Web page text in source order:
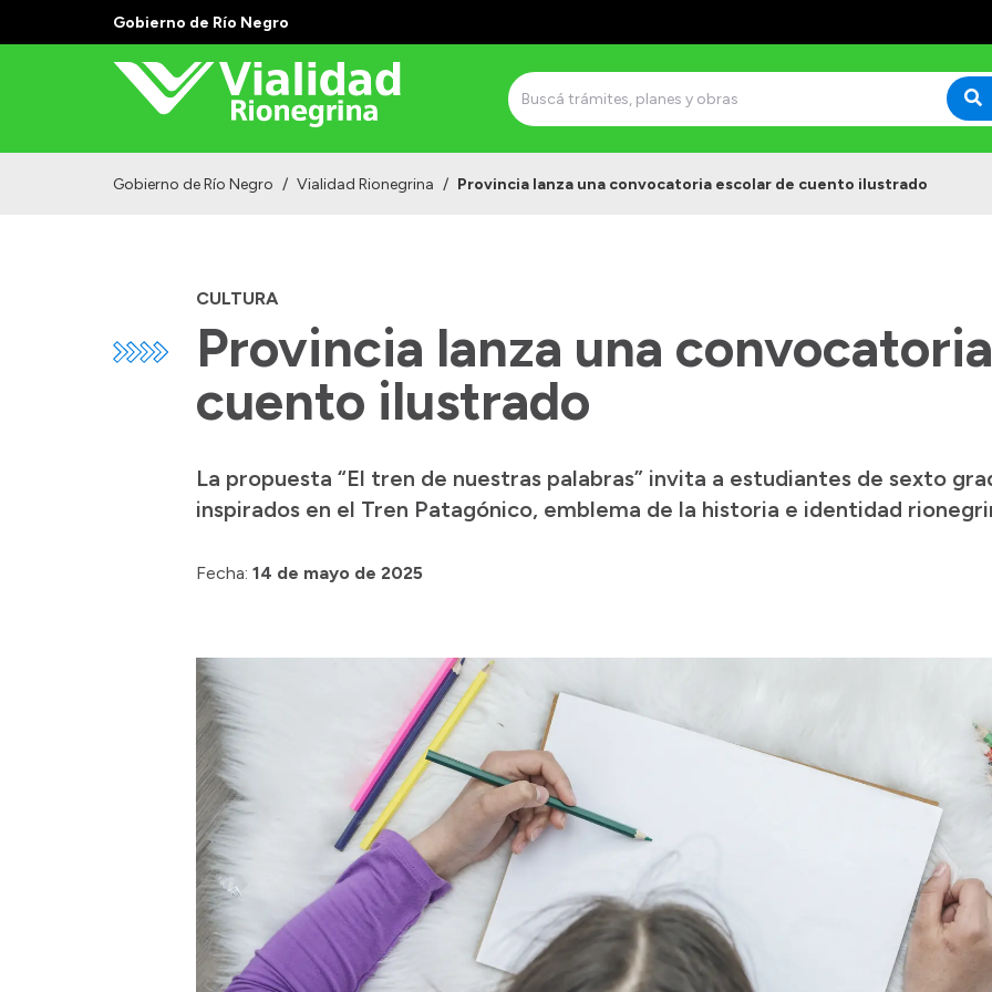
Gobierno de Río Negro
Gobierno de Río Negro / Vialidad Rionegrina / Provincia lanza una convocatoria escolar de cuento ilustrado
CULTURA
Provincia lanza una
cuento ilustrado
La propuesta “El tren de nuestras palabras” invita a estudiantes de sexto
inspirados en el Tren Patagónico, emblema de la historia e identidad
Fecha: 14 de mayo de 2025